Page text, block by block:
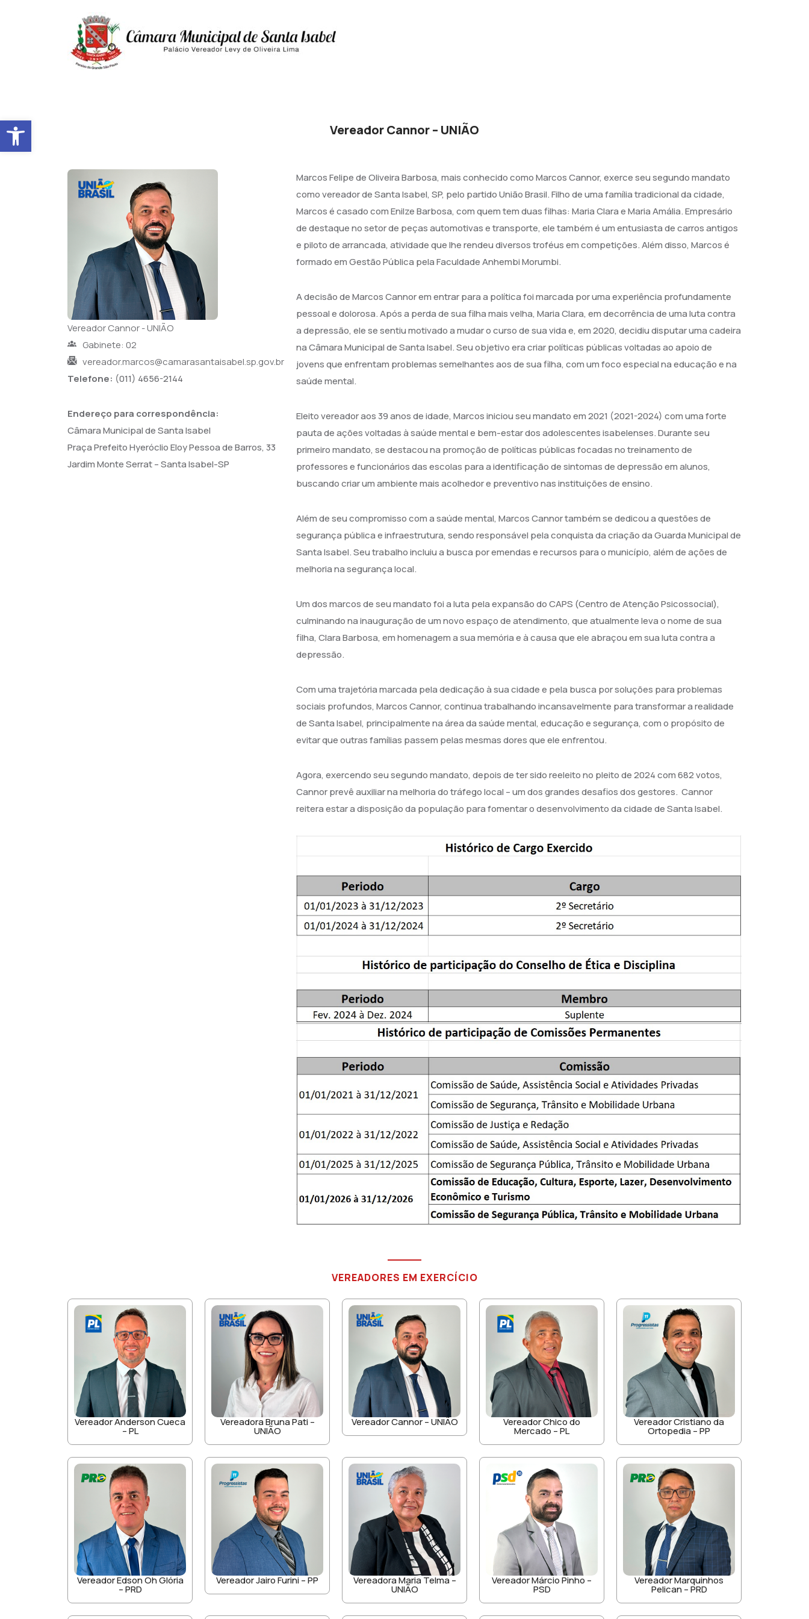
Abrir a barra de ferramentas Vereador Cannor – UNIÃO
Vereador Cannor - UNIÃO
Gabinete: 02
vereador.marcos@camarasantaisabel.sp.gov.br
Telefone: (011) 4656-2144
Endereço para correspondência:
Câmara Municipal de Santa Isabel
Praça Prefeito Hyeróclio Eloy Pessoa de Barros, 33
Jardim Monte Serrat – Santa Isabel-SP
Marcos Felipe de Oliveira Barbosa, mais conhecido como Marcos Cannor, exerce seu segundo mandato
como vereador de Santa Isabel, SP, pelo partido União Brasil. Filho de uma família tradicional da cidade,
Marcos é casado com Enilze Barbosa, com quem tem duas filhas: Maria Clara e Maria Amália. Empresário
de destaque no setor de peças automotivas e transporte, ele também é um entusiasta de carros antigos
e piloto de arrancada, atividade que lhe rendeu diversos troféus em competições. Além disso, Marcos é
formado em Gestão Pública pela Faculdade Anhembi Morumbi.
A decisão de Marcos Cannor em entrar para a política foi marcada por uma experiência profundamente
pessoal e dolorosa. Após a perda de sua filha mais velha, Maria Clara, em decorrência de uma luta contra
a depressão, ele se sentiu motivado a mudar o curso de sua vida e, em 2020, decidiu disputar uma cadeira
na Câmara Municipal de Santa Isabel. Seu objetivo era criar políticas públicas voltadas ao apoio de
jovens que enfrentam problemas semelhantes aos de sua filha, com um foco especial na educação e na
saúde mental.
Eleito vereador aos 39 anos de idade, Marcos iniciou seu mandato em 2021 (2021-2024) com uma forte
pauta de ações voltadas à saúde mental e bem-estar dos adolescentes isabelenses. Durante seu
primeiro mandato, se destacou na promoção de políticas públicas focadas no treinamento de
professores e funcionários das escolas para a identificação de sintomas de depressão em alunos,
buscando criar um ambiente mais acolhedor e preventivo nas instituições de ensino.
Além de seu compromisso com a saúde mental, Marcos Cannor também se dedicou a questões de
segurança pública e infraestrutura, sendo responsável pela conquista da criação da Guarda Municipal de
Santa Isabel. Seu trabalho incluiu a busca por emendas e recursos para o município, além de ações de
melhoria na segurança local.
Um dos marcos de seu mandato foi a luta pela expansão do CAPS (Centro de Atenção Psicossocial),
culminando na inauguração de um novo espaço de atendimento, que atualmente leva o nome de sua
filha, Clara Barbosa, em homenagem a sua memória e à causa que ele abraçou em sua luta contra a
depressão.
Com uma trajetória marcada pela dedicação à sua cidade e pela busca por soluções para problemas
sociais profundos, Marcos Cannor, continua trabalhando incansavelmente para transformar a realidade
de Santa Isabel, principalmente na área da saúde mental, educação e segurança, com o propósito de
evitar que outras famílias passem pelas mesmas dores que ele enfrentou.
Agora, exercendo seu segundo mandato, depois de ter sido reeleito no pleito de 2024 com 682 votos,
Cannor prevê auxiliar na melhoria do tráfego local – um dos grandes desafios dos gestores. Cannor
reitera estar a disposição da população para fomentar o desenvolvimento da cidade de Santa Isabel.
VEREADORES EM EXERCÍCIO
Vereador Anderson Cueca
– PL
Vereadora Bruna Pati –
UNIÃO
Vereador Cannor – UNIÃO Vereador Chico do
Mercado – PL
Vereador Cristiano da
Ortopedia – PP
Vereador Edson Oh Glória
– PRD
Vereador Jairo Furini – PP Vereadora Maria Telma –
UNIÃO
Vereador Márcio Pinho –
PSD
Vereador Marquinhos
Pelican – PRD